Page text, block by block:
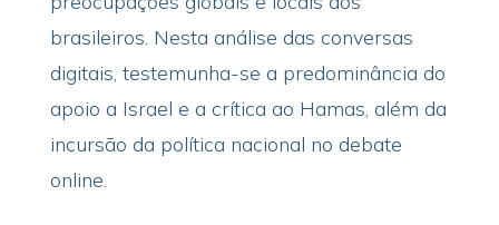
brasileiros. Nesta análise das conversas
digitais, testemunha-se a predominância do
apoio a Israel e a crítica ao Hamas, além da
incursão da política nacional no debate
online.